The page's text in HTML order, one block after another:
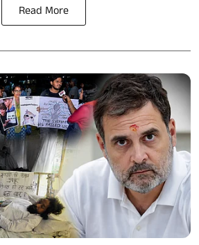
Read More